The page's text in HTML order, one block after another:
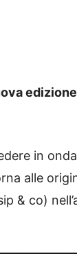
in
alle
& co)